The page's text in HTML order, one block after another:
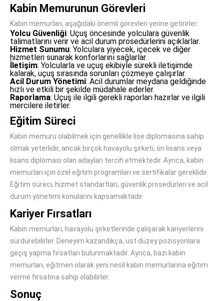
Kabin Memurunun Görevleri
Kabin memurları, aşağıdaki önemli görevleri yerine getirirler:
Yolcu Güvenliği: Uçuş öncesinde yolculara güvenlik
talimatlarını verir ve acil durum prosedürlerini açıklarlar.
Hizmet Sunumu: Yolculara yiyecek, içecek ve diğer
hizmetleri sunarak konforlarını sağlarlar.
İletişim: Yolcularla ve uçuş ekibiyle sürekli iletişimde
kalarak, uçuş sırasında sorunları çözmeye çalışırlar.
Acil Durum Yönetimi: Acil durumlar meydana geldiğinde
hızlı ve etkili bir şekilde müdahale ederler.
Raporlama: Uçuş ile ilgili gerekli raporları hazırlar ve ilgili
mercilere iletirler.
Eğitim Süreci
Kabin memuru olabilmek için genellikle lise diplomasına sahip
olmak yeterlidir, ancak birçok havayolu şirketi, ön lisans veya
lisans diploması olan adayları tercih etmektedir. Ayrıca, kabin
memurları için özel eğitim programları ve sertifikalar gereklidir.
Eğitim süreci, hizmet standartları, güvenlik prosedürleri ve acil
durum yönetimi konularını kapsamaktadır.
Kariyer Fırsatları
Kabin memurları, havayolu şirketlerinde çalışarak kariyerlerini
sürdürebilirler. Deneyim kazandıkça, üst düzey pozisyonlara
geçiş yapma fırsatları bulunmaktadır. Ayrıca, bazı kabin
memurları, eğitmen olarak yeni nesil kabin memurlarına eğitim
verme fırsatına sahip olabilirler.
Sonuç